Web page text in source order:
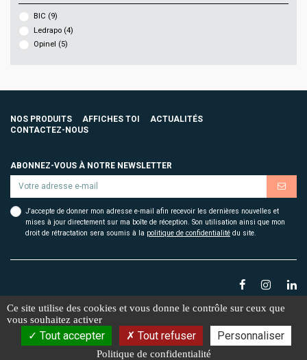
BIC (9)
Ledrapo (4)
Opinel (5)
NOS PRODUITS AFFICHES TOI
ACTUALITÉS
CONTACTEZ-NOUS
ABONNEZ-VOUS À NOTRE NEWSLETTER
J'accepte de donner mon adresse e-mail afin recevoir les dernières nouvelles et
mises à jour directement sur ma boîte de réception. Son utilisation ainsi que mon
droit de rétractation sera soumis à la politique de confidentialité du site.
2026 Affiches toi. Conception
Plan du site Protection des données
Ce site utilise des cookies et vous donne le contrôle sur ceux que
vous souhaitez activer
Tout accepter Tout refuser Personnaliser
Politique de confidentialité